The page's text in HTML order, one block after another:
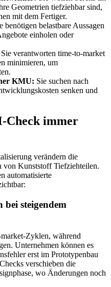
Geometrien tiefziehbar sind,
mit dem Fertiger.
benötigen belastbare Aussagen
einholen oder
Sie verantworten time-to-market
minimieren, um
KMU: Sie suchen nach
senken und
Check immer
verändern die
Kunststoff Tiefziehteilen.
automatisierte
steigendem
Zyklen, während
Unternehmen können es
erst im Prototypenbau
verschieben die
wo Änderungen noch